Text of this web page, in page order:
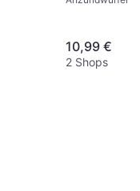
10,99 €
2 Shops